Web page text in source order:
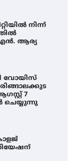
നിന്ന്
എൻ. ആര്യ
വോയിസ്
7
ചെയ്യുന്നു